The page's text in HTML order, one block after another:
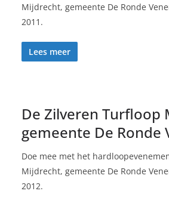
Mijdrecht, gemeente De Ronde
2011.
Lees meer
De Zilveren Turfloop
gemeente De Ronde
Doe mee met het
Mijdrecht, gemeente De Ronde
2012.